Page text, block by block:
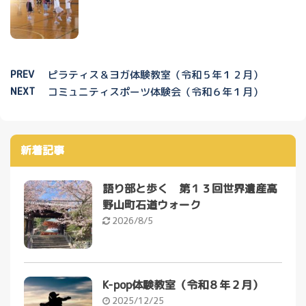
PREV ピラティス＆ヨガ体験教室（令和５年１２月）
NEXT コミュニティスポーツ体験会（令和６年１月）
新着記事
語り部と歩く 第１３回世界遺産高
野山町石道ウォーク
2026/8/5
K-pop体験教室（令和８年２月）
2025/12/25